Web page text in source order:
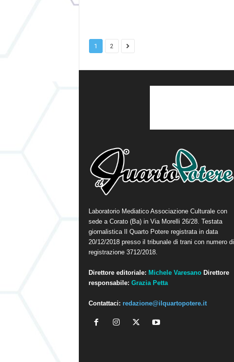
1 2
Laboratorio Mediatico Associazione Culturale con
sede a Corato (Ba) in Via Morelli 26/28. Testata
giornalistica Il Quarto Potere registrata in data
20/12/2018 presso il tribunale di trani con numero di
registrazione 3712/2018.
Direttore editoriale: Michele Varesano Direttore
responsabile: Grazia Petta
Contattaci: redazione@ilquartopotere.it